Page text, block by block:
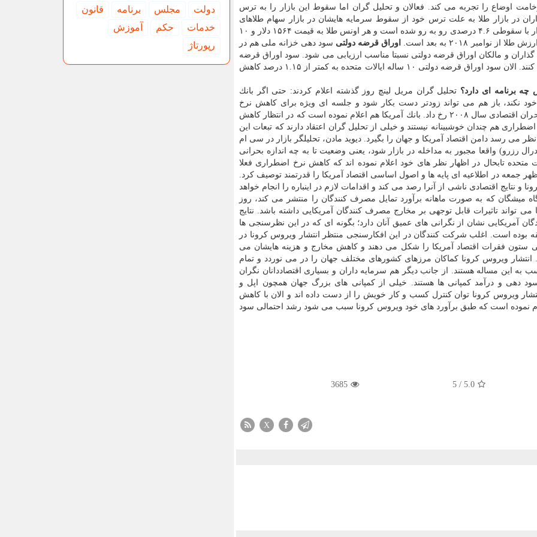
اوضاع را تجربه می كند. فعالان و تحلیل گران اما سقوط این بازار را به ترس
در بازار طلا به علت ترس خود از سقوط سرمایه هایشان در بازار سهام طلاهای
خویش را به فروش می رسانند. ارزش طلا در معاملات بازار با سقوطی ۴.۶ درصدی رو به رو شده است و هر اونس طلا به قیمت ۱۵۶۴ دلار و ۱۰
۲۰۱۸ به بعد است.
اوراق قرضه دولتی سود دهی خزانه ملی هم در
و مالكان اوراق قرضه دولتی نسبتا مناسب ارزیابی می شود. سود اوراق قرضه
و قیمت آنها در مسیری خلاف یكدیگر و متفاوت حركت می كنند. الان سود اوراق قرضه دولتی ۱۰ ساله ایالات متحده به كمتر از ۱.۱۵ درصد كاهش
چه برنامه ای دارد؟ تحلیل گران مریل لینچ روز گذشته اعلام كردند: حتی اگر بانك
نكند، باز هم می تواند زودتر دست بكار شود و جلسه ای ویژه برای كاهش نرخ
اضطراری برپا كند. آخرین كاهش نرخ اضطراری در خلال بحران اقتصادی سال ۲۰۰۸ رخ داد. بانك آمریكا هم اعلام نموده است كه در انتظار كاهش
هم چندان خوشبینانه نیستند و خیلی از تحلیل گران اعتقاد دارند كه تبعات این
می رسد دامن اقتصاد آمریكا و جهان را بگیرد. دیوید مادن، تحلیلگر بازار در سی ام
واقعا مجبور به مداخله در بازار شود، یعنی وضعیت تا به چه اندازه بحرانی
تابحال در اظهار نظر های خود اعلام نموده اند كه كاهش نرخ اضطراری فعلا
جمعه در اطلاعیه ای پایه ها و اصول اساسی اقتصاد آمریكا را قدرتمند توصیف كرد.
اقتصادی ناشی از آنرا رصد می كند و اقدامات لازم در اینباره را انجام خواهد
میشگان كه به صورت ماهانه برآورد تمایل مصرف كنندگان را منتشر می كند، روز
تواند تاثیرات قابل توجهی بر مخارج مصرف كنندگان آمریكایی داشته باشد. نتایج
آمریكایی نشان از نگرانی های عمیق آنان دارد؛ بگونه ای كه در این نظرسنجی ها
مارس سال ۲۰۱۸ تابحال بی سابقه بوده است. اغلب شركت كنندگان در این افكارسنجی منتظر انتشار ویروس كرونا در
ستون فقرات اقتصاد آمریكا را شكل می دهند و كاهش مخارج و هزینه هایشان می
ویروس كرونا كماكان مرزهای كشورهای مختلف جهان را در می نوردد و تمام
این مساله هستند. از جانب دیگر هم سرمایه داران و بسیاری اقتصاددانان نگران
دهی و درآمد كمپانی ها هستند. خیلی از كمپانی های بزرگ جهان همچون اپل و
ویروس كرونا توان كنترل كسب و كار خویش را از دست داده اند و الان با كاهش
نموده است كه طبق برآورد های خود ویروس كرونا سبب می شود رشد احتمالی سود
5.0
/
5
3685
X
دولت مجلس برنامه
قانون
خدمات
حكم
آموزش
رپورتاژ